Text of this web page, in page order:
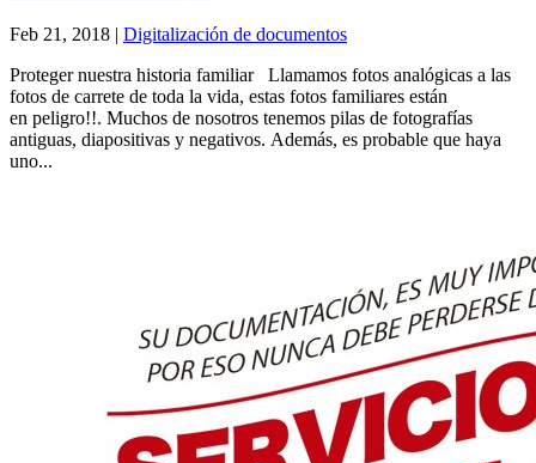
Feb 21, 2018 | Digitalización de documentos
Proteger nuestra historia familiar Llamamos fotos analógicas a las
fotos de carrete de toda la vida, estas fotos familiares están
en peligro!!. Muchos de nosotros tenemos pilas de fotografías
antiguas, diapositivas y negativos. Además, es probable que haya
uno...